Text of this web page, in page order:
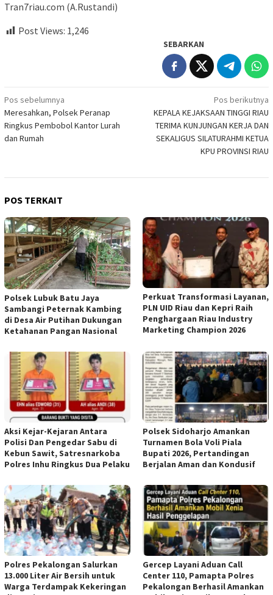
Tran7riau.com (A.Rustandi)
Post Views: 1,246
SEBARKAN
Navigasi
pos
Pos sebelumnya
Meresahkan, Polsek Peranap
Ringkus Pembobol Kantor Lurah
dan Rumah
Pos berikutnya
KEPALA KEJAKSAAN TINGGI RIAU
TERIMA KUNJUNGAN KERJA DAN
SEKALIGUS SILATURAHMI KETUA
KPU PROVINSI RIAU
POS TERKAIT
Polsek Lubuk Batu Jaya
Sambangi Peternak Kambing
di Desa Air Putihan Dukungan
Ketahanan Pangan Nasional
Perkuat Transformasi Layanan,
PLN UID Riau dan Kepri Raih
Penghargaan Riau Industry
Marketing Champion 2026
Aksi Kejar-Kejaran Antara
Polisi Dan Pengedar Sabu di
Kebun Sawit, Satresnarkoba
Polres Inhu Ringkus Dua Pelaku
Polsek Sidoharjo Amankan
Turnamen Bola Voli Piala
Bupati 2026, Pertandingan
Berjalan Aman dan Kondusif
Polres Pekalongan Salurkan
13.000 Liter Air Bersih untuk
Warga Terdampak Kekeringan
Gercep Layani Aduan Call
Center 110, Pamapta Polres
Pekalongan Berhasil Amankan